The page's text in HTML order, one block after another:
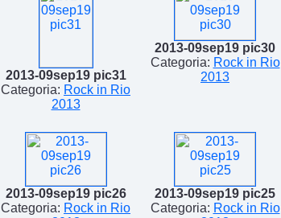
2013-09sep19 pic31
Categoria: Rock in Rio
2013
2013-09sep19 pic30
Categoria: Rock in Rio
2013
2013-09sep19 pic26
Categoria: Rock in Rio
2013-09sep19 pic25
Categoria: Rock in Rio